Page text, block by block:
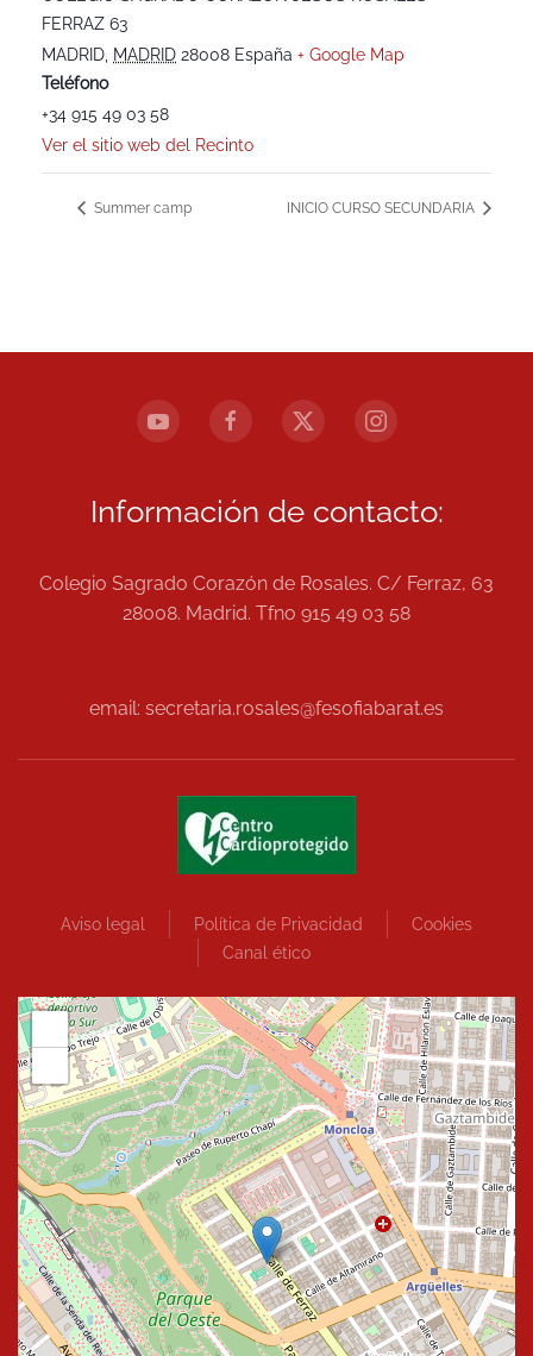
FERRAZ 63
MADRID MADRID 28008 España + Google Map
Teléfono
+34 915 49 03 58
Ver el sitio web del Recinto
Summer camp INICIO CURSO SECUNDARIA
Información de contacto:
Colegio Sagrado Corazón de Rosales. C/ Ferraz, 63
28008. Madrid. Tfno 915 49 03 58
email: secretaria.rosales@fesofiabarat.es
Aviso legal Política de Privacidad
Cookies
Canal ético